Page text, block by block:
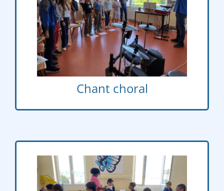
Chant choral
Lundi – Mardi
12h35 – 13h30
6
e
– 5
e
– 4
e
– 3
e